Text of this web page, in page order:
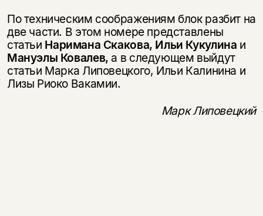
По техническим соображениям блок разбит на
две части. В этом номере представлены
статьи Наримана Скакова, Ильи Кукулина и
Мануэлы Кова­лев, а в следующем выйдут
статьи Марка Липовецкого, Ильи Калинина и
Лизы Риоко Вакамии.
Марк Липовецкий